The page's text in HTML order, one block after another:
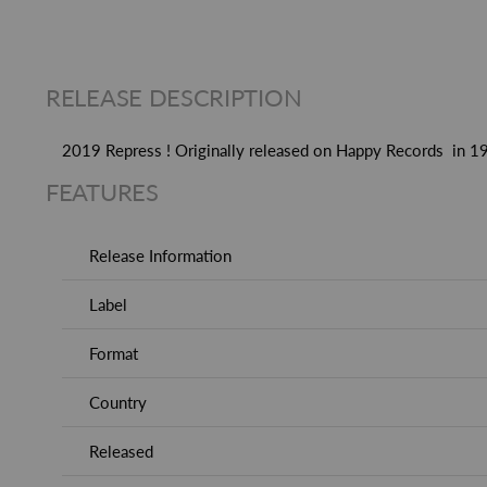
RELEASE DESCRIPTION
2019 Repress ! Originally released on Happy Records in
FEATURES
Release Information
Label
Format
Country
Released